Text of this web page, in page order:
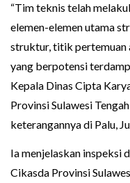
“Tim teknis telah
elemen-elemen utama
struktur, titik pertemuan
yang berpotensi
Kepala Dinas Cipta
Provinsi Sulawesi
keterangannya di Palu,
Ia menjelaskan inspeksi
Cikasda Provinsi